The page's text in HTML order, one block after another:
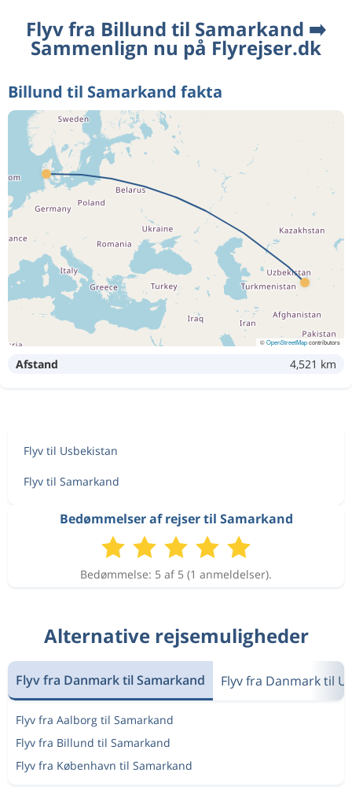
Flyv fra Billund til Samarkand ➡️
Sammenlign nu på Flyrejser.dk
Billund til Samarkand fakta
©OpenStreetMapcontributors
Afstand 4,521 km
Flyv til Usbekistan
Flyv til Samarkand
Bedømmelser af rejser til Samarkand
Bedømmelse: 5 af 5 (1 anmeldelser).
Alternative rejsemuligheder
Flyv fra Danmark til Samarkand Flyv fra Danmark til
Flyv fra Aalborg til Samarkand
Flyv fra Billund til Samarkand
Flyv fra København til Samarkand